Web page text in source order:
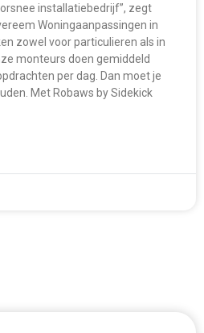
installatiebedrijf”, zegt
Woningaanpassingen in
zowel voor particulieren als in
monteurs doen gemiddeld
per dag. Dan moet je
Met Robaws by Sidekick